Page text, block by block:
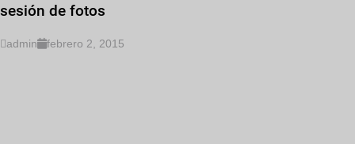
sesión de fotos
admin febrero 2, 2015